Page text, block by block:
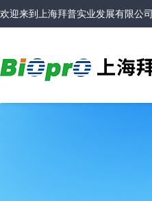
欢迎来到 上海拜普实业发展有限公司